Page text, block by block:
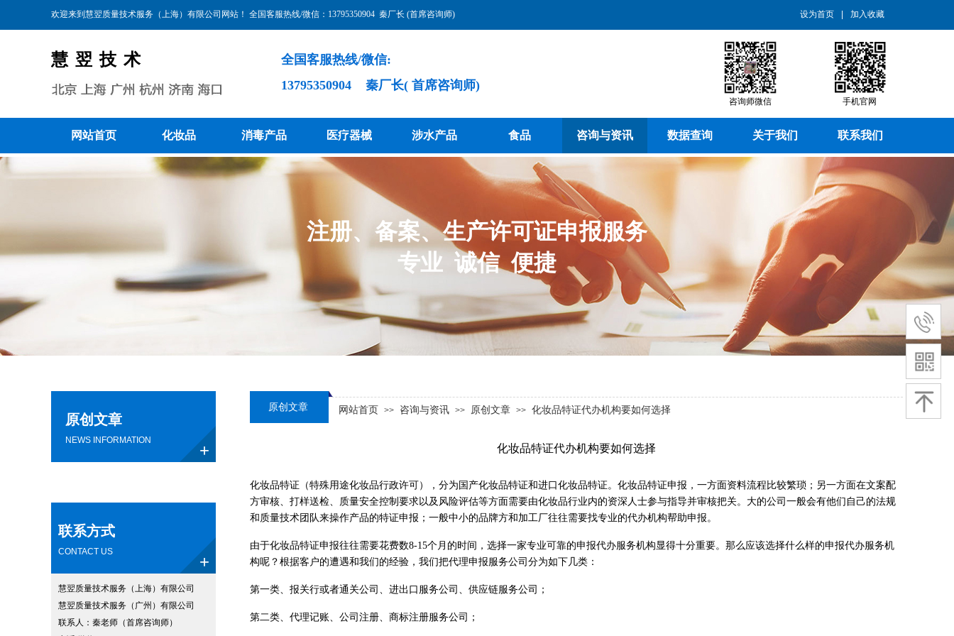
欢迎来到慧翌质量技术服务（上海）有限公司​网站！ 全国客服热线/微信：13795350904 秦厂长 (首席咨询师) 设为首页 加入收藏
全国客服热线/微信:
13795350904 秦厂长( 首席咨询师)
慧翌技术
咨询师微信 手机官网
网站首页 化妆品 消毒产品 医疗器械 涉水产品 食品 咨询与资讯 数据查询 关于我们 联系我们
注册、备案、生产许可证申报服务
专业 诚信 便捷
原创文章
NEWS INFORMATION
+
原创文章 网站首页 >> 咨询与资讯 >> 原创文章 >> 化妆品特证代办机构要如何选择
化妆品特证代办机构要如何选择
化妆品特证（特殊用途化妆品行政许可），分为国产化妆品特证和进口化妆品特证。化妆品特证申报，一方面资料流程比较繁琐；另一方面在文案配
方审核、打样送检、质量安全控制要求以及风险评估等方面需要由化妆品行业内的资深人士参与指导并审核把关。大的公司一般会有他们自己的法规
和质量技术团队来操作产品的特证申报；一般中小的品牌方和加工厂往往需要找专业的代办机构帮助申报。
由于化妆品特证申报往往需要花费数8-15个月的时间，选择一家专业可靠的申报代办服务机构显得十分重要。那么应该选择什么样的申报代办服务机
构呢？根据客户的遭遇和我们的经验，我们把代理申报服务公司分为如下几类：
第一类、报关行或者通关公司、进出口服务公司、供应链服务公司；
第二类、代理记账、公司注册、商标注册服务公司；
+
联系方式
CONTACT US
慧翌质量技术服务（上海）有限公司
慧翌质量技术服务（广州）有限公司
联系人：秦老师（首席咨询师）